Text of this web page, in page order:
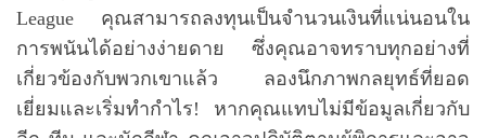
League คุณสามารถลงทุนเป็นจำนวนเงินที่แน่นอนใน
การพนันได้อย่างง่ายดาย ซึ่งคุณอาจทราบทุกอย่างที่
เกี่ยวข้องกับพวกเขาแล้ว ลองนึกภาพกลยุทธ์ที่ยอด
เยี่ยมและเริ่มทำกำไร! หากคุณแทบไม่มีข้อมูลเกี่ยวกับ